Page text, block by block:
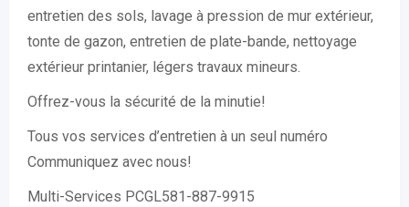
entretien des sols, lavage à pression de mur extérieur,
tonte de gazon, entretien de plate-bande, nettoyage
extérieur printanier, légers travaux mineurs.
Offrez-vous la sécurité de la minutie!
Tous vos services d’entretien à un seul numéro
Communiquez avec nous!
Multi-Services PCGL581-887-9915